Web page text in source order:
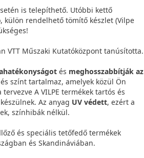
is telepíthető. Utóbbi kettő
külön rendelhető tömítő készlet (Vilpe
VTT Műszaki Kutatóközpont tanúsította.
és meghosszabbítják az
színt tartalmaz, amelyek közül Ön
A VILPE termékek tartós és
Az anyag UV védett, ezért a
színhibák nélkül.
és speciális tetőfedő termékek
és Skandináviában.